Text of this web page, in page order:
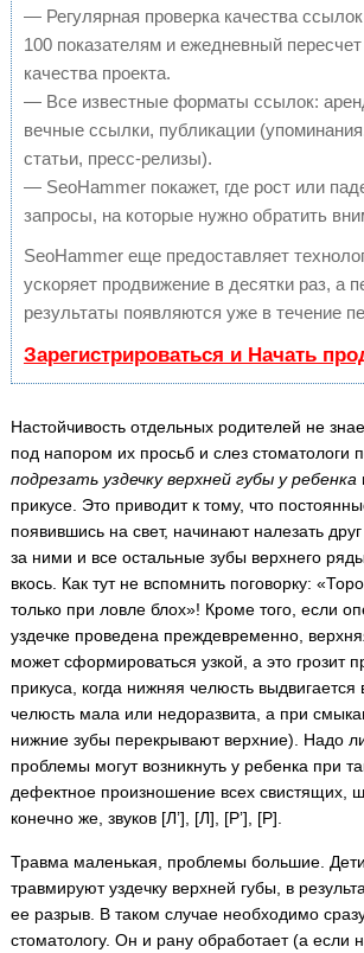
— Регулярная проверка качества
100 показателям и ежедневный
качества проекта.
— Все известные форматы ссылок:
вечные ссылки, публикации
статьи, пресс-релизы).
— SeoHammer покажет, где рост или
запросы, на которые нужно обратить
SeoHammer еще предоставляет
ускоряет продвижение в десятки раз, а
результаты появляются уже в течение
Зарегистрироваться и Начать
Настойчивость отдельных родителей не
под напором их просьб и слез стоматологи
подрезать уздечку верхней губы у ребенка
прикусе. Это приводит к тому, что
появившись на свет, начинают налезать
за ними и все остальные зубы верхнего
вкось. Как тут не вспомнить поговорку:
только при ловле блох»! Кроме того, если
уздечке проведена преждевременно,
может сформироваться узкой, а это грозит
прикуса, когда нижняя челюсть
челюсть мала или недоразвита, а при
нижние зубы перекрывают верхние). Надо
проблемы могут возникнуть у ребенка при
дефектное произношение всех свистящих,
конечно же, звуков [Л’], [Л], [Р’], [Р].
Травма маленькая, проблемы большие.
травмируют уздечку верхней губы, в
ее разрыв. В таком случае необходимо
стоматологу. Он и рану обработает (а если